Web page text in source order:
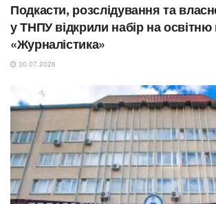
Подкасти, розслідування та
у ТНПУ відкрили набір на
«Журналістика»
30.07.2026